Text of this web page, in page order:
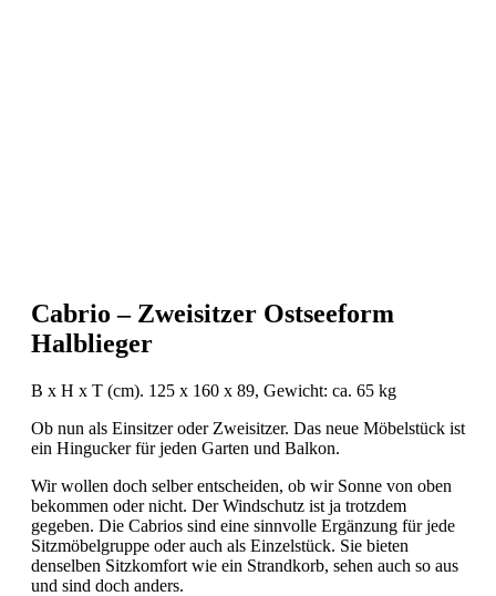
Cabrio – Zweisitzer Ostseeform
Halblieger
B x H x T (cm). 125 x 160 x 89, Gewicht: ca. 65 kg
Ob nun als Einsitzer oder Zweisitzer. Das neue Möbelstück ist
ein Hingucker für jeden Garten und Balkon.
Wir wollen doch selber entscheiden, ob wir Sonne von oben
bekommen oder nicht. Der Windschutz ist ja trotzdem
gegeben. Die Cabrios sind eine sinnvolle Ergänzung für jede
Sitzmöbelgruppe oder auch als Einzelstück. Sie bieten
denselben Sitzkomfort wie ein Strandkorb, sehen auch so aus
und sind doch anders.